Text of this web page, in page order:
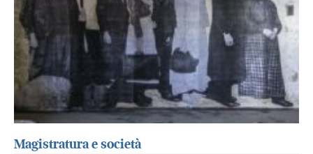
Magistratura e società